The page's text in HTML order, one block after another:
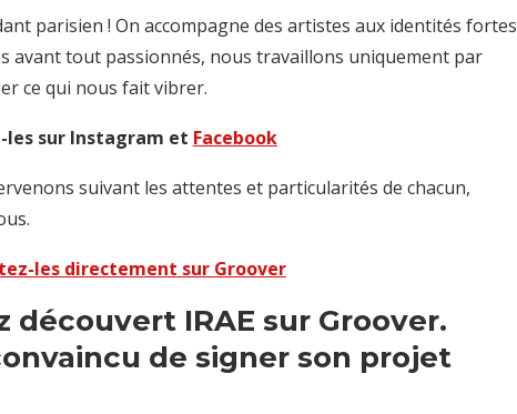
parisien ! On accompagne des artistes aux identités fortes
avant tout passionnés, nous travaillons uniquement par
ce qui nous fait vibrer.
les sur Instagram et Facebook
suivant les attentes et particularités de chacun,
les directement sur Groover
découvert IRAE sur Groover.
de signer son projet